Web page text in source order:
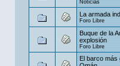
Noticias
La armada
Foro Libre
Buque de la
explosión
Foro Libre
El barco más